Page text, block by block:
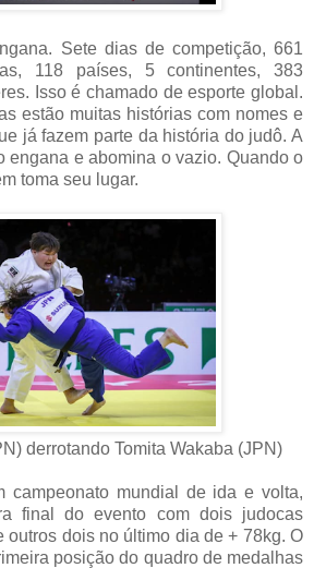
Sete dias de competição, 661
118 países, 5 continentes, 383
Isso é chamado de esporte global.
estão muitas histórias com nomes e
já fazem parte da história do judô. A
engana e abomina o vazio. Quando o
toma seu lugar.
derrotando Tomita Wakaba (JPN)
campeonato mundial de ida e volta,
final do evento com dois judocas
outros dois no último dia de + 78kg. O
posição do quadro de medalhas